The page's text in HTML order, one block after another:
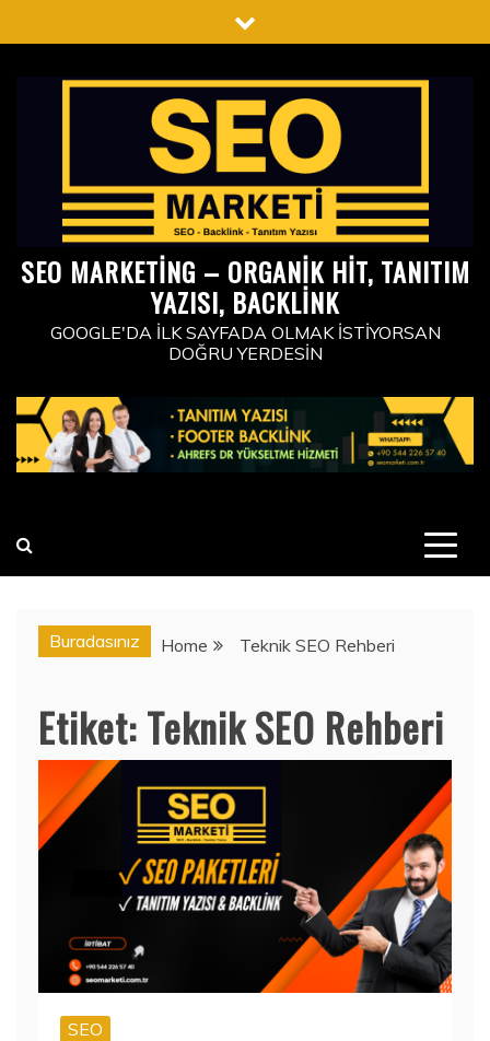
to
SEO MARKETING – ORGANIK HIT, TANITIM
YAZISI, BACKLINK
GOOGLE'DA İLK SAYFADA OLMAK İSTIYORSAN
DOĞRU YERDESIN
Buradasınız Home Teknik SEO Rehberi
Etiket:Teknik SEO Rehberi
SEO